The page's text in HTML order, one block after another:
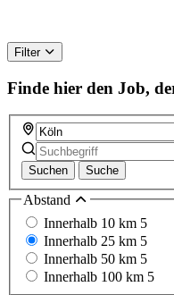
Filter
Finde hier den Job,
Suchen Suche
Abstand
Innerhalb 10 km 5
Innerhalb 25 km 5
Innerhalb 50 km 5
Innerhalb 100 km 5